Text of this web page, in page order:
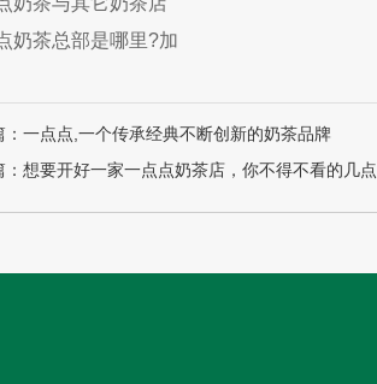
奶茶总部是哪里?加
：一点点,一个传承经典不断创新的奶茶品牌
：想要开好一家一点点奶茶店，你不得不看的几点